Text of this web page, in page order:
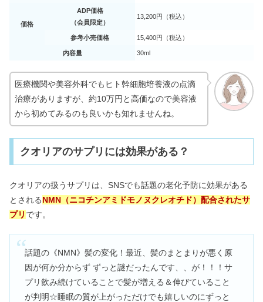
価格
ADP価格
（会員限定）
13,200円（税込）
参考小売価格 15,400円（税込）
内容量 30ml
医療機関や美容外科でもヒト幹細胞培養液の点滴
治療がありますが、約10万円と高価なので美容液
から初めてみるのも良いかも知れませんね。
クオリアのサプリには効果がある？
クオリアの扱うサプリは、SNSでも話題の老化予防に効果がある
とされるNMN（ニコチンアミドモノヌクレオチド）配合されたサ
プリ です。
話題の《NMN》髪の変化！最近、髪のまとまりが悪く原
因が何か分からず ずっと謎だったんです、、が！！！サ
プリ飲み続けていることで髪が増える＆伸びていること
が判明☆睡眠の質が上がっただけでも嬉しいのにずっと